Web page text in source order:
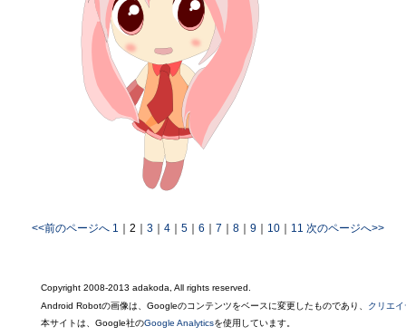
<<前のページへ 1 2 3 4 5 6 7 8 9 10 11 次のページへ>>
Copyright 2008-2013 adakoda, All rights reserved.
Android Robotの画像は、Googleのコンテンツをベースに変更したものであり、 クリエ
本サイトは、Google社のGoogle Analyticsを使用しています。